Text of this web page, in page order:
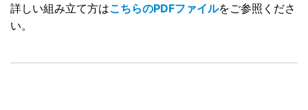
詳しい組み立て方はこちらのPDFファイルをご参照くださ
い。